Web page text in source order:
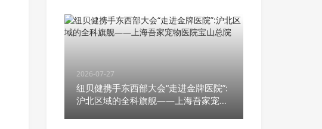
2026-07-27
纽贝健携手东西部大会“走进金牌医院”:
沪北区域的全科旗舰——上海吾家宠物